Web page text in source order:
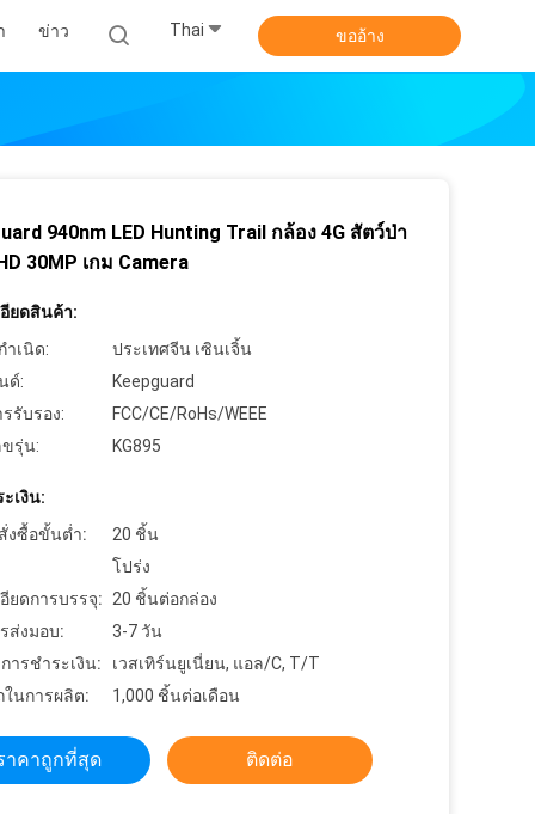
ข่าว Thai ขออ้าง
940nm LED Hunting Trail กล้อง 4G สัตว์ป่า
30MP เกม Camera
ยดสินค้า:
ำเนิด:
ประเทศจีน เซินเจิ้น
ด์:
Keepguard
รับรอง:
FCC/CE/RoHs/WEEE
ขรุ่น:
KG895
เงิน:
งซื้อขั้นต่ำ:
20 ชิ้น
โปร่ง
ยดการบรรจุ:
20 ชิ้นต่อกล่อง
ส่งมอบ:
3-7 วัน
ารชำระเงิน:
เวสเทิร์นยูเนี่ยน, แอล/C, T/T
ในการผลิต:
1,000 ชิ้นต่อเดือน
าคาถูกที่สุด ติดต่อ